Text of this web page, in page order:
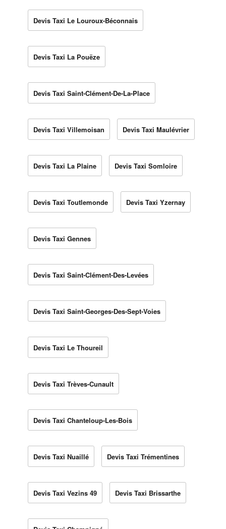
Devis Taxi Le Louroux-Béconnais
Devis Taxi La Pouëze
Devis Taxi Saint-Clément-De-La-Place
Devis Taxi Villemoisan Devis Taxi Maulévrier
Devis Taxi La Plaine Devis Taxi Somloire
Devis Taxi Toutlemonde Devis Taxi Yzernay
Devis Taxi Gennes
Devis Taxi Saint-Clément-Des-Levées
Devis Taxi Saint-Georges-Des-Sept-Voies
Devis Taxi Le Thoureil
Devis Taxi Trèves-Cunault
Devis Taxi Chanteloup-Les-Bois
Devis Taxi Nuaillé Devis Taxi Trémentines
Devis Taxi Vezins 49 Devis Taxi Brissarthe